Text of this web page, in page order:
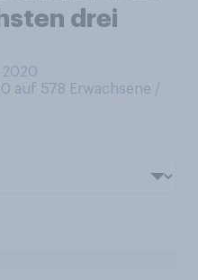
drei
2020
auf 578 Erwachsene /